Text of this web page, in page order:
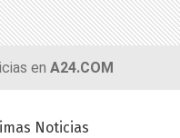
en A24.COM
Noticias